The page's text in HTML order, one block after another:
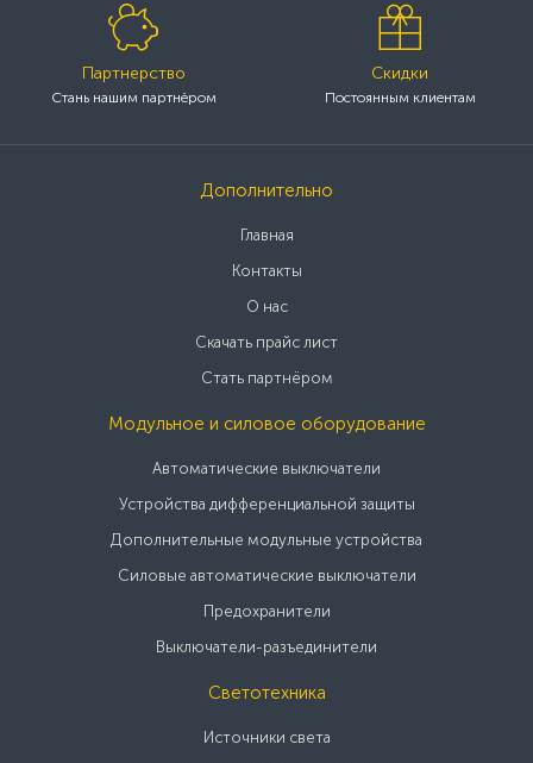
Партнерство
Стань нашим партнёром
Скидки
Постоянным клиентам
Дополнительно
Главная
Контакты
О нас
Скачать прайс лист
Стать партнёром
Модульное и силовое оборудование
Автоматические выключатели
Устройства дифференциальной защиты
Дополнительные модульные устройства
Силовые автоматические выключатели
Предохранители
Выключатели-разъединители
Светотехника
Источники света